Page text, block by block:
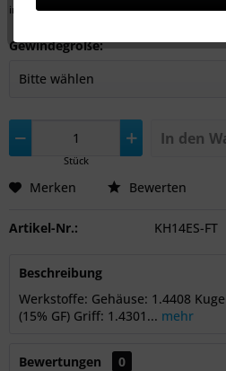
inkl. MwSt.zzgl. Versandkosten
Gewindegröße:
Stück
In den
Merken Bewerten
Artikel-Nr.: KH14ES-FT
Beschreibung
Werkstoffe: Gehäuse: 1.4408
(15% GF) Griff: 1.4301... mehr
Bewertungen
0